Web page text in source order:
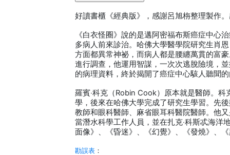
好讀書櫃《經典版》，感謝呂旭栴整理製作。
《白衣怪圈》說的是邁阿密福布斯癌症中心
多病人前來診治。哈佛大學醫學院研究生肖
方面都異常神祕，而病人都是腰纏萬貫的富
進行調查，他運用智謀，一次次逃脫險境，
的病理資料，終於揭開了癌症中心駭人聽聞的
羅賓‧科克（Robin Cook）原本就是醫師。
學，後來在哈佛大學完成了研究生學習。先
教師和眼科醫師、麻省眼耳科醫院醫師。他
當潛水科學工作人員，並在扎克‧科斯忒海洋
面像》、《昏迷》、《幻覺》、《發燒》、
勘誤表 ：